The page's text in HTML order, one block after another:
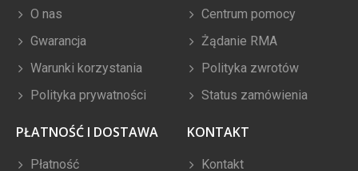
O nas
Gwarancja
Warunki korzystania
Polityka prywatności
Centrum pomocy
Żądanie RMA
Polityka zwrotów
Status zamówienia
PŁATNOŚĆ I DOSTAWA
Płatność
KONTAKT
Kontakt